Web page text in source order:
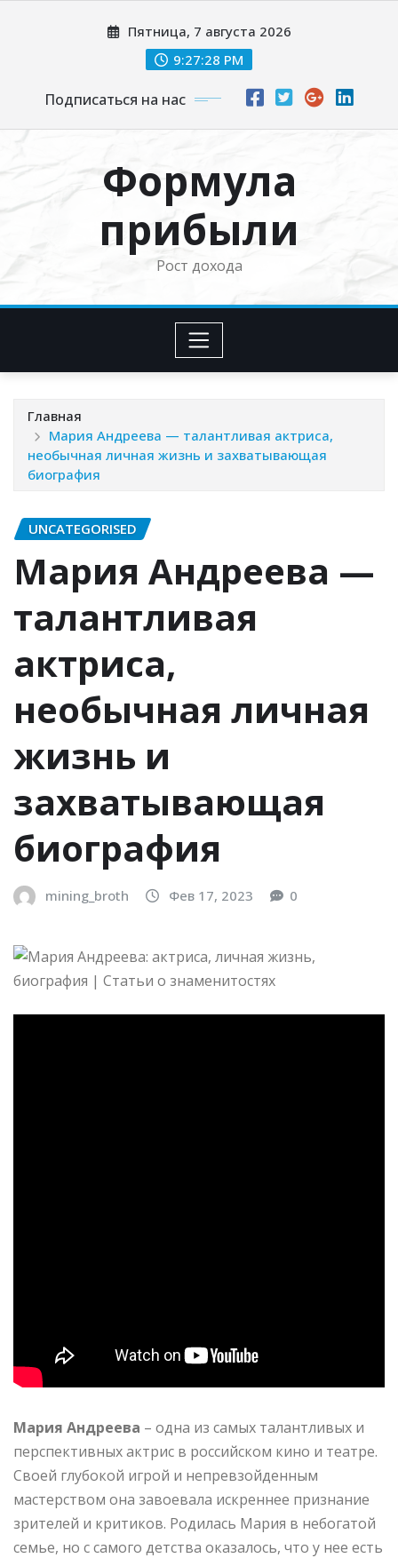
Пятница, 7 августа 2026
9:27:29 PM
Подписаться на нас
Формула
прибыли
Рост дохода
Главная
Мария Андреева — талантливая актриса,
необычная личная жизнь и захватывающая
биография
UNCATEGORISED
Мария Андреева —
талантливая
актриса,
необычная личная
жизнь и
захватывающая
биография
mining_broth Фев 17, 2023 0
Мария Андреева – одна из самых талантливых и
перспективных актрис в российском кино и театре.
Своей глубокой игрой и непревзойденным
мастерством она завоевала искреннее признание
зрителей и критиков. Родилась Мария в небогатой
семье, но с самого детства оказалось, что у нее есть